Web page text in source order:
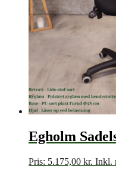
Egholm
Pris: 5.175,00 kr. Inkl.